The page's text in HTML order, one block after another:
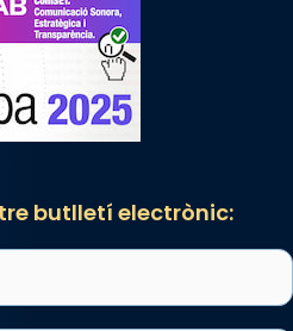
butlletí electrònic: